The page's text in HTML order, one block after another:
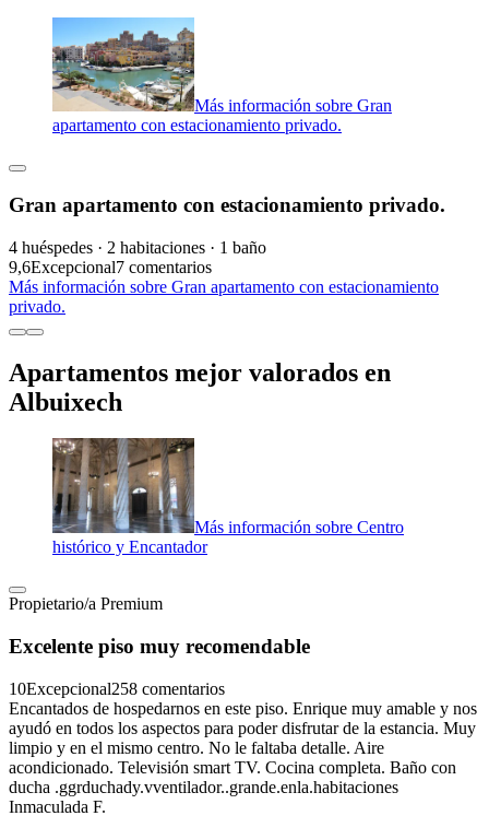
Más información sobre Gran
apartamento con estacionamiento privado.
Gran apartamento con estacionamiento privado.
4 huéspedes · 2 habitaciones · 1 baño
9,6Excepcional7 comentarios
Más información sobre Gran apartamento con estacionamiento
privado.
Apartamentos mejor valorados en
Albuixech
Más información sobre Centro
histórico y Encantador
Propietario/a Premium
Excelente piso muy recomendable
10Excepcional258 comentarios
Encantados de hospedarnos en este piso. Enrique muy amable y nos
ayudó en todos los aspectos para poder disfrutar de la estancia. Muy
limpio y en el mismo centro. No le faltaba detalle. Aire
acondicionado. Televisión smart TV. Cocina completa. Baño con
ducha .ggrduchady.vventilador..grande.enla.habitaciones
Inmaculada F.